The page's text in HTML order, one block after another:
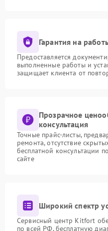
Гарантия на
Предоставляется
выполненные работы и
защищает клиента от
Прозрачное
консультация
Точные прайс-листы,
ремонта, отсутствие
бесплатной консультации
сайте
Широкий спектр
Сервисный центр Kitfort
по всей РФ, бесплатную